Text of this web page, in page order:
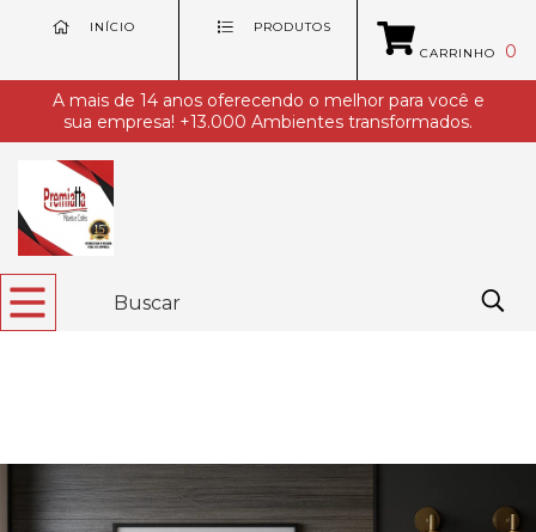
INÍCIO
PRODUTOS
CARRINHO
0
A mais de 14 anos oferecendo o melhor para você e
sua empresa! +13.000 Ambientes transformados.